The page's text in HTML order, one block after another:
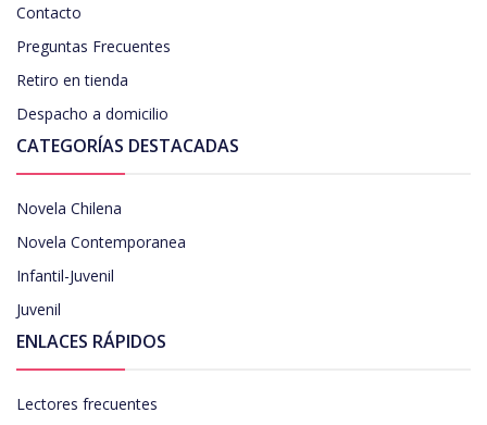
Contacto
Preguntas Frecuentes
Retiro en tienda
Despacho a domicilio
CATEGORÍAS DESTACADAS
Novela Chilena
Novela Contemporanea
Infantil-Juvenil
Juvenil
ENLACES RÁPIDOS
Lectores frecuentes